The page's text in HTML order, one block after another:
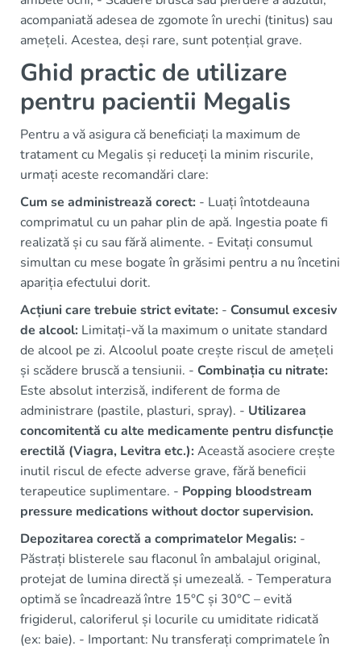
acompaniată adesea de zgomote în urechi (tinitus) sau
amețeli. Acestea, deși rare, sunt potențial grave.
Ghid practic de utilizare
pentru pacientii Megalis
Pentru a vă asigura că beneficiați la maximum de
tratament cu Megalis și reduceți la minim riscurile,
urmați aceste recomandări clare:
Cum se administrează corect: - Luați întotdeauna
comprimatul cu un pahar plin de apă. Ingestia poate fi
realizată și cu sau fără alimente. - Evitați consumul
simultan cu mese bogate în grăsimi pentru a nu încetini
apariția efectului dorit.
Acțiuni care trebuie strict evitate: - Consumul excesiv
de alcool: Limitați-vă la maximum o unitate standard
de alcool pe zi. Alcoolul poate crește riscul de amețeli
și scădere bruscă a tensiunii. - Combinația cu nitrate:
Este absolut interzisă, indiferent de forma de
administrare (pastile, plasturi, spray). - Utilizarea
concomitentă cu alte medicamente pentru disfuncție
erectilă (Viagra, Levitra etc.):Această asociere crește
inutil riscul de efecte adverse grave, fără beneficii
terapeutice suplimentare. - Popping bloodstream
pressure medications without doctor supervision.
Depozitarea corectă a comprimatelor Megalis: -
Păstrați blisterele sau flaconul în ambalajul original,
protejat de lumina directă și umezeală. - Temperatura
optimă se încadrează între 15°C și 30°C – evită
frigiderul, caloriferul și locurile cu umiditate ridicată
(ex: baie). - Important: Nu transferați comprimatele în